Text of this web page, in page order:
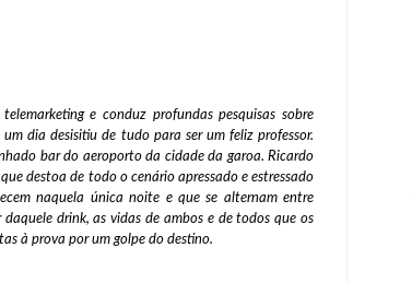
e conduz profundas pesquisas sobre
dia desisitiu de tudo para ser um feliz professor.
bar do aeroporto da cidade da garoa. Ricardo
destoa de todo o cenário apressado e estressado
naquela única noite e que se alternam entre
drink, as vidas de ambos e de todos que os
à prova por um golpe do destino.